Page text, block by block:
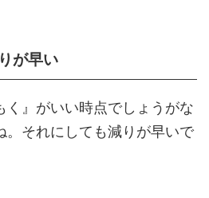
が早い
く』がいい時点でしょうがな
。それにしても減りが早いで